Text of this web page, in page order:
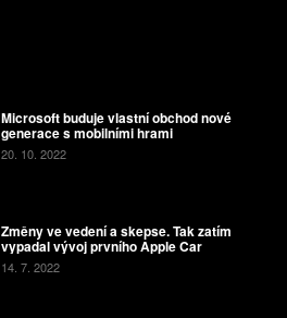
Microsoft buduje vlastní obchod nové
generace s mobilními hrami
20. 10. 2022
Změny ve vedení a skepse. Tak zatím
vypadal vývoj prvního Apple Car
14. 7. 2022